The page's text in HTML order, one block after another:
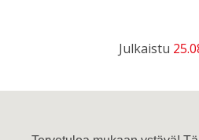
Julkaistu